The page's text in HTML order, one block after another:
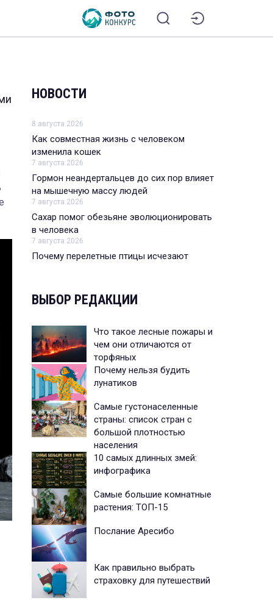
НОВОСТИ
8 августа 2026
Как совместная жизнь с человеком
изменила кошек
7 августа 2026
Гормон неандертальцев до сих пор влияет
на мышечную массу людей
7 августа 2026
Сахар помог обезьяне эволюционировать
в человека
7 августа 2026
Почему перелетные птицы исчезают
ВЫБОР РЕДАКЦИИ
Что такое лесные пожары и
чем они отличаются от
торфяных
Почему нельзя будить
лунатиков
Самые густонаселенные
страны: список стран с
большой плотностью
населения
10 самых длинных змей:
инфографика
Самые большие комнатные
растения: ТОП-15
Послание Аресибо
Как правильно выбрать
страховку для путешествий